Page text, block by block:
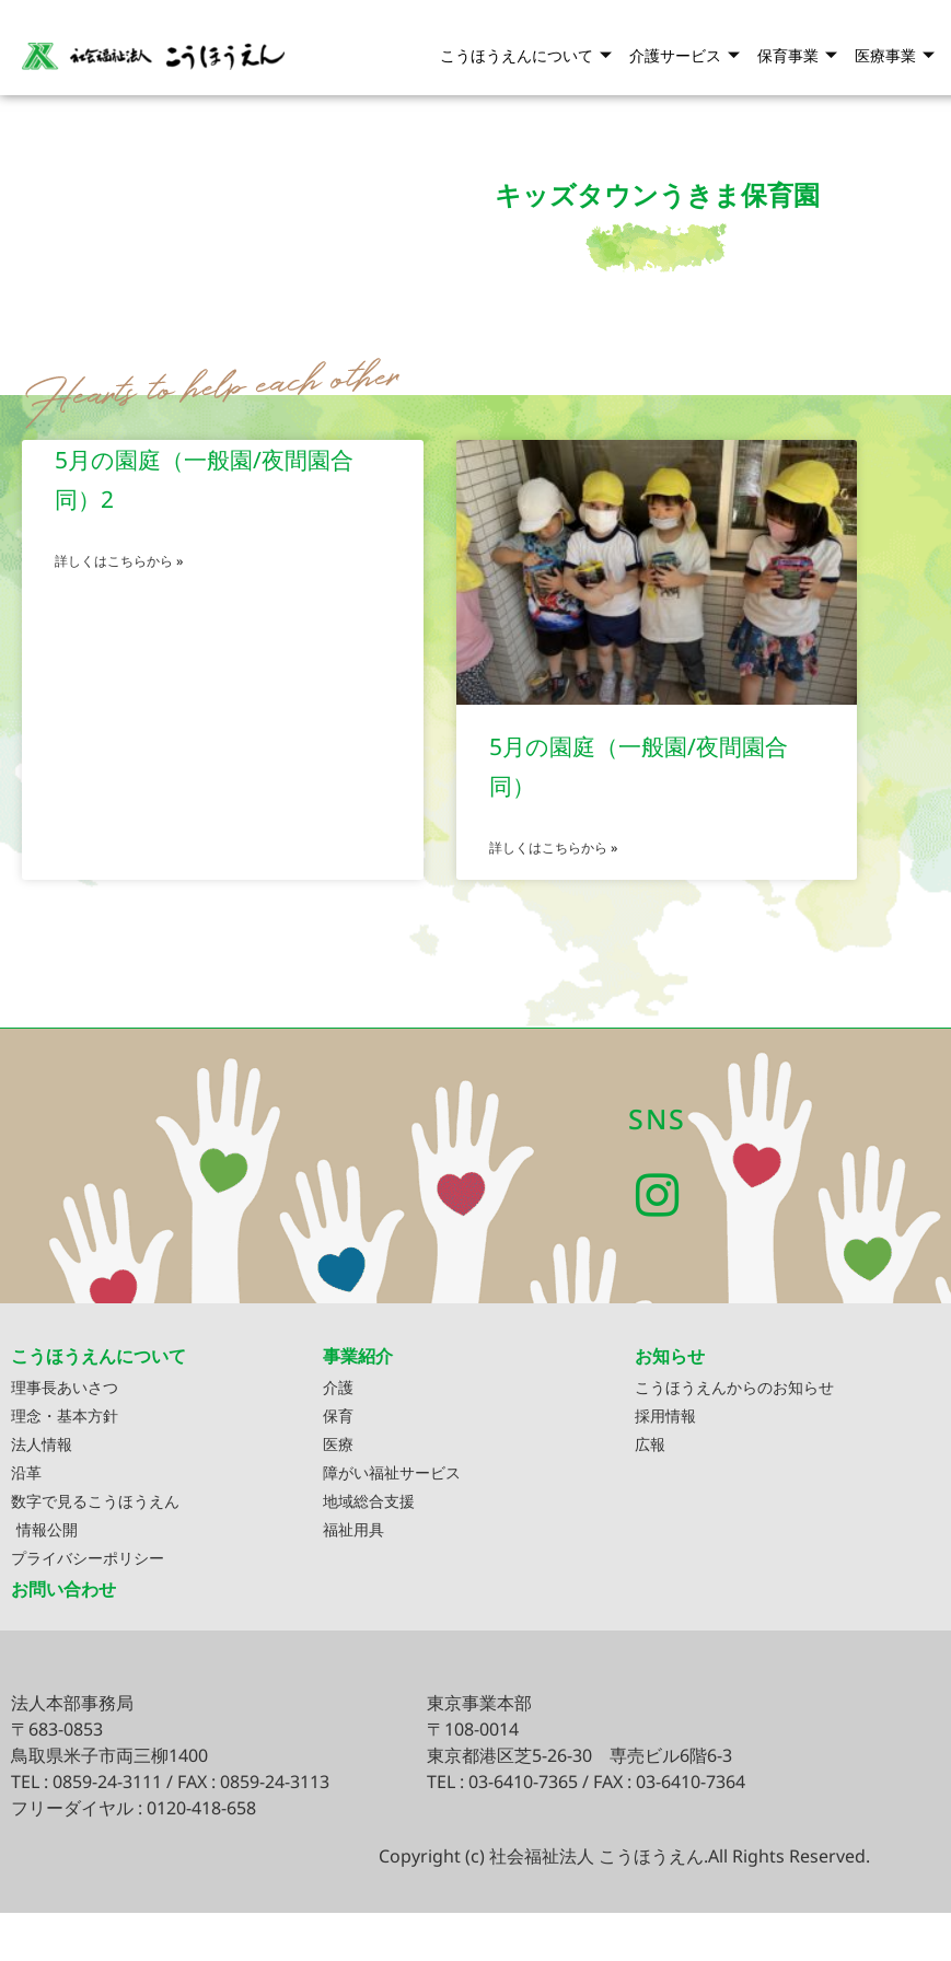
こうほうえんについて 介護サービス 保育事業 医療事業
キッズタウンうきま保育園
5月の園庭（一般園/夜間園合
同）2
詳しくはこちらから »
5月の園庭（一般園/夜間園合
同）
詳しくはこちらから »
SNS
こうほうえんについて
理事長あいさつ
理念・基本方針
法人情報
沿革
数字で見るこうほうえん
情報公開
プライバシーポリシー
お問い合わせ
事業紹介
介護
保育
医療
障がい福祉サービス
地域総合支援
福祉用具
お知らせ
こうほうえんからのお知らせ
採用情報
広報
法人本部事務局
〒683-0853
鳥取県米子市両三柳1400
TEL : 0859-24-3111 / FAX : 0859-24-3113
フリーダイヤル : 0120-418-658
東京事業本部
〒108-0014
東京都港区芝5-26-30 専売ビル6階6-3
TEL : 03-6410-7365 / FAX : 03-6410-7364
Copyright (c) 社会福祉法人 こうほうえん.All Rights Reserved.